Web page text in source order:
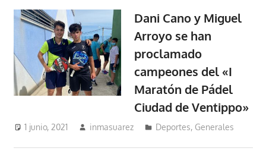
Dani Cano y Miguel
Arroyo se han
proclamado
campeones del «I
Maratón de Pádel
Ciudad de Ventippo»
1 junio, 2021 inmasuarez Deportes, Generales